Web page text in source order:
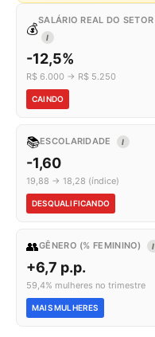
💰
SALÁRIO REAL DO SETOR
I
-12,5%
R$ 6.000 → R$ 5.250
CAINDO
📚ESCOLARIDADE I
-1,60
19,88 → 18,28 (índice)
DESQUALIFICANDO
👥GÊNERO (% FEMININO) I
+6,7 p.p.
59,4% mulheres no trimestre
MAIS MULHERES